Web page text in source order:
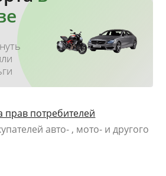
прав потребителей
авто- , мото- и другого